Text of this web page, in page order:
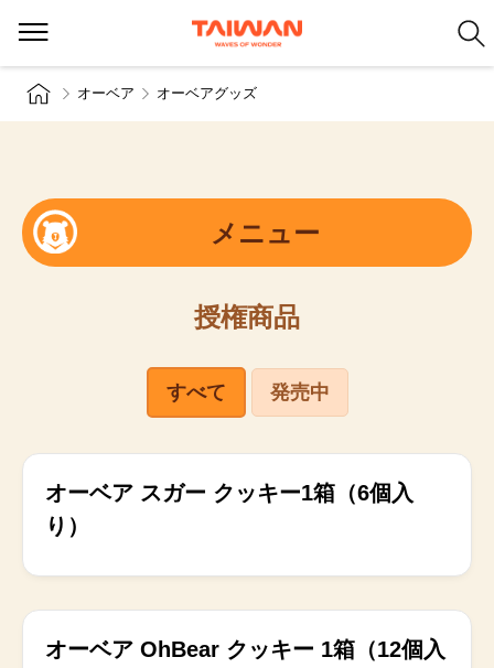
オーベア オーベアグッズ
メニュー
授権商品
すべて 発売中
発売中
オーベア スガー クッキー1箱（6個入
り）
発売中
オーベア OhBear クッキー 1箱（12個入